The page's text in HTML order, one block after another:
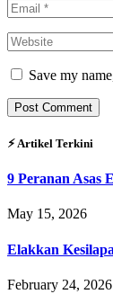
Save my
⚡︎ Artikel Terkini
9 Peranan Asas
May 15, 2026
Elakkan
February 24, 2026